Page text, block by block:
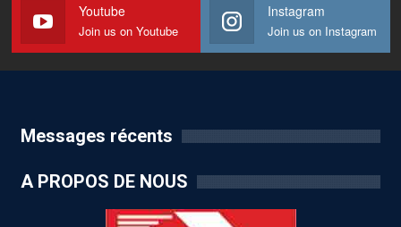
Youtube
Join us on Youtube
Instagram
Join us on Instagram
Messages récents
A PROPOS DE NOUS